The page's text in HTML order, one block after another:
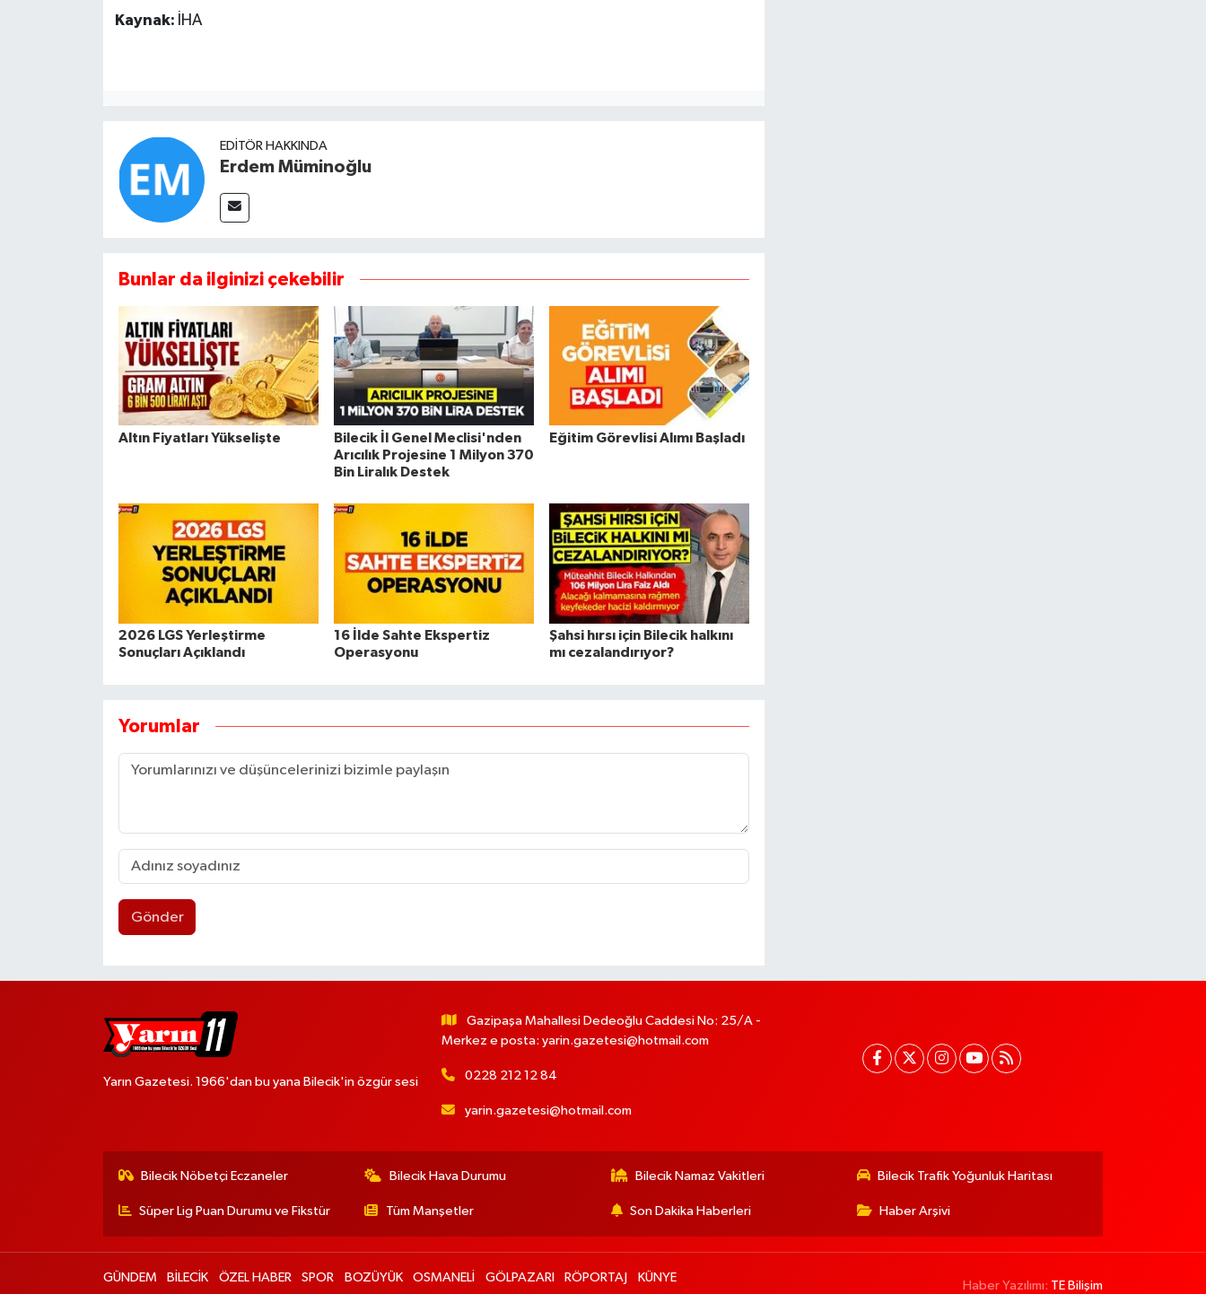
Kaynak: İHA
EDITÖR HAKKINDA
Erdem Müminoğlu
Bunlar da ilginizi çekebilir
Altın Fiyatları Yükselişte
Bilecik İl Genel Meclisi'nden
Arıcılık Projesine 1 Milyon 370
Bin Liralık Destek
Eğitim Görevlisi Alımı Başladı
2026 LGS Yerleştirme
Sonuçları Açıklandı
16 İlde Sahte Ekspertiz
Operasyonu
Şahsi hırsı için Bilecik halkını
mı cezalandırıyor?
Yorumlar
Gönder
Yarın Gazetesi. 1966'dan bu yana Bilecik'in özgür sesi
Gazipaşa Mahallesi Dedeoğlu Caddesi No: 25/A -
Merkez e posta: yarin.gazetesi@hotmail.com
0228 212 12 84
yarin.gazetesi@hotmail.com
Bilecik Nöbetçi Eczaneler Bilecik Hava Durumu Bilecik Namaz Vakitleri Bilecik Trafik Yoğunluk Haritası
Süper Lig Puan Durumu ve Fikstür Tüm Manşetler Son Dakika Haberleri Haber Arşivi
GÜNDEM BİLECİK ÖZEL HABER SPOR BOZÜYÜK OSMANELİ GÖLPAZARI RÖPORTAJ KÜNYE
Haber Yazılımı: TE Bilişim